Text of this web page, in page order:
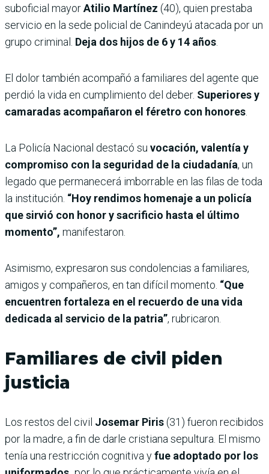
suboficial mayorAtilio Martínez (40), quien prestaba
servicio en la sede policial de Canindeyú atacada por un
grupo criminal. Deja dos hijos de 6 y 14 años
El dolor también acompañó a familiares del agente que
perdió la vida en cumplimiento del deber. Superiores y
camaradas acompañaron el féretro con honores
La Policía Nacional destacó su vocación, valentía y
compromiso con la seguridad de la ciudadanía, un
legado que permanecerá imborrable en las filas de toda
la institución. “Hoy rendimos homenaje a un policía
que sirvió con honor y sacrificio hasta el último
momento”, manifestaron.
Asimismo, expresaron sus condolencias a familiares,
amigos y compañeros, en tan difícil momento. “Que
encuentren fortaleza en el recuerdo de una vida
dedicada al servicio de la patria”, rubricaron.
Familiares de civil piden
justicia
Los restos del civil Josemar Piris(31) fueron recibidos
por la madre, a fin de darle cristiana sepultura. El mismo
tenía una restricción cognitiva yfue adoptado por los